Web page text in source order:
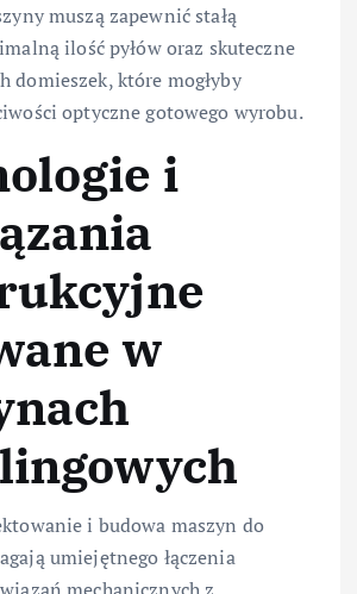
muszą zapewnić stałą
ilość pyłów oraz skuteczne
domieszek, które mogłyby
optyczne gotowego wyrobu.
i
w
i budowa maszyn do
umiejętnego łączenia